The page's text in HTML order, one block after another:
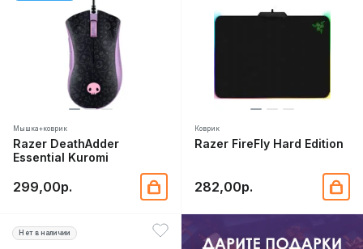
Мышка+коврик
Razer DeathAdder
Essential Kuromi
299,00р.
Коврик
Razer FireFly Hard Edition
282,00р.
Нет в наличии